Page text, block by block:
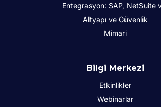
Entegrasyon: SAP, NetSuite
Altyapı ve Güvenlik
Mimari
Bilgi Merkezi
Etkinlikler
Webinarlar